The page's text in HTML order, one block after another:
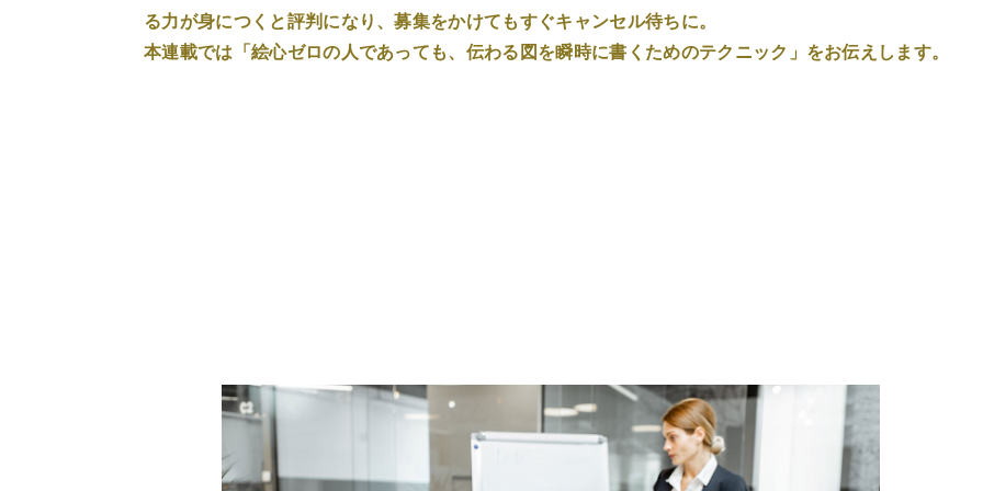
る力が身につくと評判になり、募集をかけてもすぐキャンセル待ちに。
本連載では「絵心ゼロの人であっても、伝わる図を瞬時に書くためのテクニック」をお伝えします。